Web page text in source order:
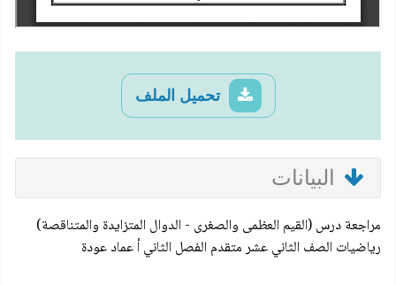
تحميل الملف
البيانات
مراجعة درس (القيم العظمى والصغرى - الدوال المتزايدة والمتناقصة)
رياضيات الصف الثاني عشر متقدم الفصل الثاني أ عماد عودة